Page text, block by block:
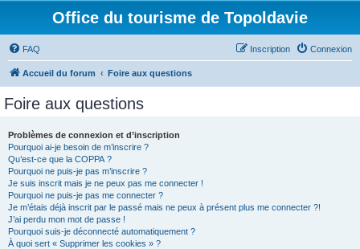
Office du tourisme de Topoldavie
FAQ Connexion
Inscription
Accueil du forum Foire aux questions
Foire aux questions
Problèmes de connexion et d’inscription
Pourquoi ai-je besoin de m’inscrire ?
Qu’est-ce que la COPPA ?
Pourquoi ne puis-je pas m’inscrire ?
Je suis inscrit mais je ne peux pas me connecter !
Pourquoi ne puis-je pas me connecter ?
Je m’étais déjà inscrit par le passé mais ne peux à présent plus me connecter ?!
J’ai perdu mon mot de passe !
Pourquoi suis-je déconnecté automatiquement ?
À quoi sert « Supprimer les cookies » ?